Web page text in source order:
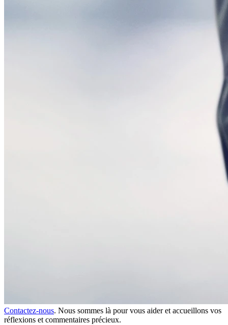
Contactez-nous. Nous sommes là pour vous aider et accueillons vos
réflexions et commentaires précieux.